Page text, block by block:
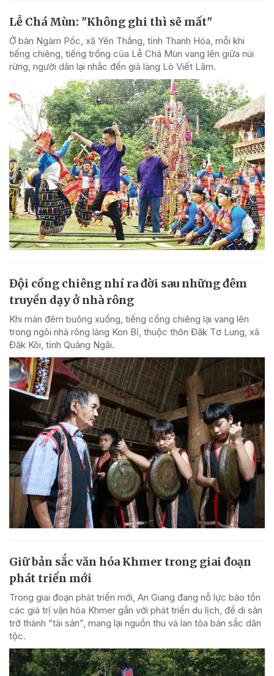
Lễ Chá Mùn: "Không ghi thì sẽ mất"
Ở bản Ngàm Pốc, xã Yên Thắng, tỉnh Thanh Hóa, mỗi khi
tiếng chiêng, tiếng trống của Lễ Chá Mùn vang lên giữa núi
rừng, người dân lại nhắc đến già làng Lò Viết Lâm.
Đội cồng chiêng nhí ra đời sau những đêm
truyền dạy ở nhà rông
Khi màn đêm buông xuống, tiếng cồng chiêng lại vang lên
trong ngôi nhà rông làng Kon Bỉ, thuộc thôn Đăk Tơ Lung, xã
Đăk Kôi, tỉnh Quảng Ngãi.
Giữ bản sắc văn hóa Khmer trong giai đoạn
phát triển mới
Trong giai đoạn phát triển mới, An Giang đang nỗ lực bảo tồn
các giá trị văn hóa Khmer gắn với phát triển du lịch, để di sản
trở thành “tài sản”, mang lại nguồn thu và lan tỏa bản sắc dân
tộc.